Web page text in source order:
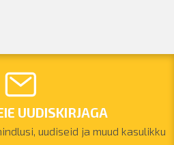
UUDISKIRJAGA
uudiseid ja muud kasulikku